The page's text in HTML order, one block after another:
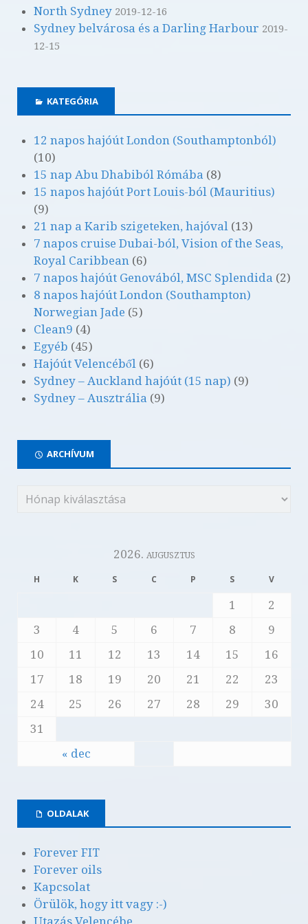
North Sydney 2019-12-16
Sydney belvárosa és a Darling Harbour 2019-
12-15
KATEGÓRIA
12 napos hajóút London (Southamptonból)
(10)
15 nap Abu Dhabiból Rómába (8)
15 napos hajóút Port Louis-ból (Mauritius)
(9)
21 nap a Karib szigeteken, hajóval (13)
7 napos cruise Dubai-ból, Vision of the Seas,
Royal Caribbean (6)
7 napos hajóút Genovából, MSC Splendida (2)
8 napos hajóút London (Southampton)
Norwegian Jade (5)
Clean9 (4)
Egyéb (45)
Hajóút Velencéből (6)
Sydney – Auckland hajóút (15 nap) (9)
Sydney – Ausztrália (9)
ARCHÍVUM
2026. augusztus
H K S C P S V
« dec
1
2
3
4 5 6 7 8
9
10
11 12 13 14 15
16
17
18 19 20 21 22
23
24
25 26 27 28 29
30
31
OLDALAK
Forever FIT
Forever oils
Kapcsolat
Örülök, hogy itt vagy :-)